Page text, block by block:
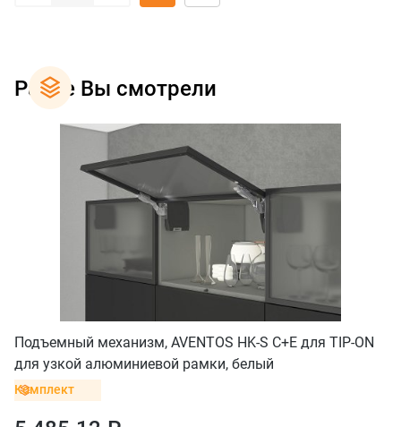
Ранее Вы смотрели
Подъемный механизм, AVENTOS HK-S C+E для TIP-ON
для узкой алюминиевой рамки, белый
Комплект